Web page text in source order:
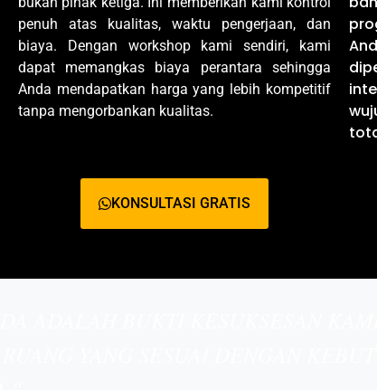
penuh atas kualitas, waktu pengerjaan, dan
biaya. Dengan workshop kami sendiri, kami
dapat memangkas biaya perantara sehingga
Anda mendapatkan harga yang lebih kompetitif
tanpa mengorbankan kualitas.
KONSULTASI GRATIS